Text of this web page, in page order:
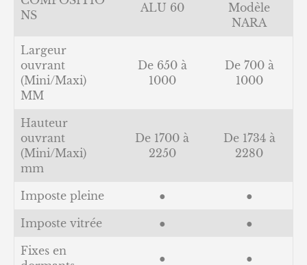
NS
ALU 60
Modèle
NARA
Largeur
ouvrant
(Mini/Maxi)
MM
De 650 à
1000
De 700 à
1000
Hauteur
ouvrant
(Mini/Maxi)
mm
De 1700 à
2250
De 1734 à
2280
Imposte pleine ●
●
Imposte vitrée
●
●
Fixes en
● ●